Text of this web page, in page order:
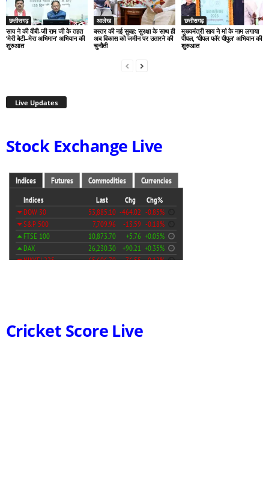
छत्तीसगढ़
साय ने की वीबी-जी राम जी के तहत
‘मेरी बेटी–मेरा अभिमान’ अभियान की
शुरुआत
आलेख
बस्तर की नई सुबह: सुरक्षा के साथ ही
अब विकास को जमीन पर उतारने की
चुनौती
छत्तीसगढ़
मुख्यमंत्री साय ने मां के नाम लगाया
पीपल, ‘पीपल फॉर पीपुल’ अभियान की
शुरुआत
Live Updates
Stock Exchange Live
Cricket Score Live